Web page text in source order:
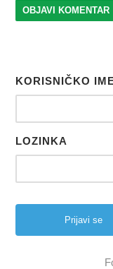
KORISNIČKO
LOZINKA